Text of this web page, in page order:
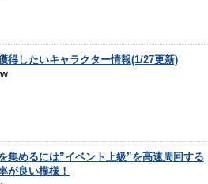
得したいキャラクター情報(1/27更新)
集めるには”イベント上級”を高速周回する
が良い模様！